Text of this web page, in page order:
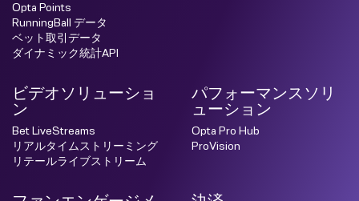
Opta Points
RunningBall データ
ベット取引データ
ダイナミック統計API
ビデオソリューショ
ン
Bet LiveStreams
リアルタイムストリーミング
リテールライブストリーム
パフォーマンスソリ
ューション
Opta Pro Hub
ProVision